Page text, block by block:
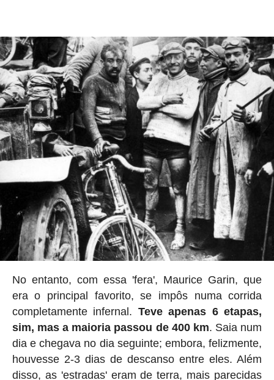
No entanto, com essa 'fera', Maurice Garin, que
era o principal favorito, se impôs numa corrida
completamente infernal. Teve apenas 6 etapas,
sim, mas a maioria passou de 400 km. Saia num
dia e chegava no dia seguinte; embora, felizmente,
houvesse 2-3 dias de descanso entre eles. Além
disso, as 'estradas' eram de terra, mais parecidas